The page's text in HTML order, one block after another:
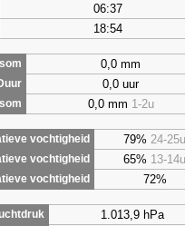
06:37
18:54
0,0 mm
0,0 uur
0,0 mm 1-2u
vochtigheid 79% 24-25u
vochtigheid 65% 13-14u
vochtigheid 72%
1.013,9 hPa